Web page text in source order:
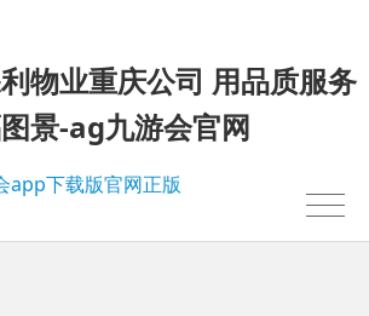
物业重庆公司 用品质服务
景-ag九游会官网
app下载版官网正版